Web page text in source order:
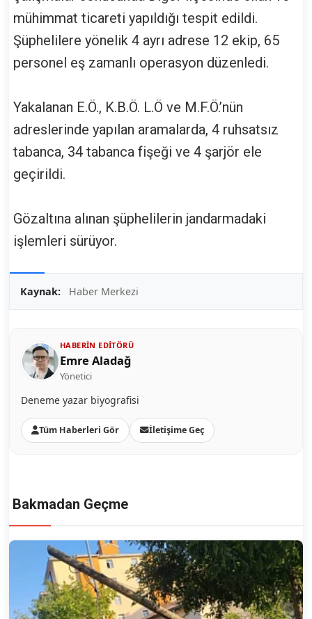
mühimmat ticareti yapıldığı tespit edildi.
Şüphelilere yönelik 4 ayrı adrese 12 ekip, 65
personel eş zamanlı operasyon düzenledi.
Yakalanan E.Ö., K.B.Ö. L.Ö ve M.F.Ö.’nün
adreslerinde yapılan aramalarda, 4 ruhsatsız
tabanca, 34 tabanca fişeği ve 4 şarjör ele
geçirildi.
Gözaltına alınan şüphelilerin jandarmadaki
işlemleri sürüyor.
Kaynak: Haber Merkezi
HABERIN EDITÖRÜ
Emre Aladağ
Yönetici
Deneme yazar biyografisi
Tüm Haberleri Gör İletişime Geç
Bakmadan Geçme